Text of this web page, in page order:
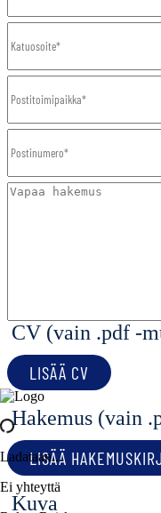
Ladataan...
Ei yhteyttä
CV (vain .pdf -
LISÄÄ CV
Hakemus (vain
LISÄÄ
Kuva